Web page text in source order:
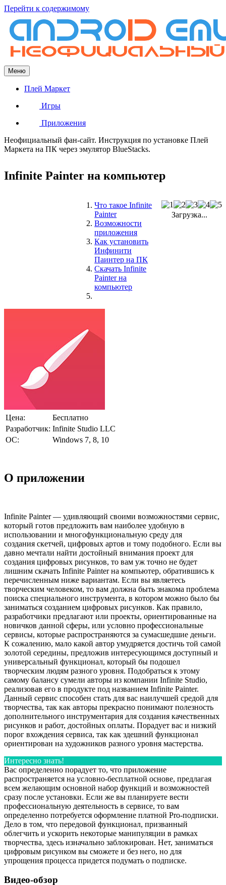
Перейти к содержимому
Меню
Плей Маркет
Игры
Приложения
Неофициальный фан-сайт. Инструкция по установке Плей
Маркета на ПК через эмулятор BlueStacks.
Infinite Painter на компьютер
Загрузка...
Что такое Infinite
Painter
Возможности
приложения
Как установить
Инфинити
Паинтер на ПК
Скачать Infinite
Painter на
компьютер
Цена:
Бесплатно
Разработчик: Infinite Studio LLC
ОС:
Windows 7, 8, 10
О приложении
Infinite Painter — удивляющий своими возможностями сервис,
который готов предложить вам наиболее удобную в
использовании и многофункциональную среду для
создания скетчей, цифровых артов и тому подобного. Если вы
давно мечтали найти достойный внимания проект для
создания цифровых рисунков, то вам уж точно не будет
лишним скачать Infinite Painter на компьютер, обратившись к
перечисленным ниже вариантам. Если вы являетесь
творческим человеком, то вам должна быть знакома проблема
поиска специального инструмента, в котором можно было бы
заниматься созданием цифровых рисунков. Как правило,
разработчики предлагают или проекты, ориентированные на
новичков данной сферы, или условно профессиональные
сервисы, которые распространяются за сумасшедшие деньги.
К сожалению, мало какой автор умудряется достичь той самой
золотой середины, предложив интересующимся доступный и
универсальный функционал, который бы подошел
творческим людям разного уровня. Подобраться к этому
самому балансу сумели авторы из компании Infinite Studio,
реализовав его в продукте под названием Infinite Painter.
Данный сервис способен стать для вас наилучшей средой для
творчества, так как авторы прекрасно понимают полезность
дополнительного инструментария для создания качественных
рисунков и работ, достойных оплаты. Порадует вас и низкий
порог вхождения сервиса, так как здешний функционал
ориентирован на художников разного уровня мастерства.
Интересно знать!
Вас определенно порадует то, что приложение
распространяется на условно-бесплатной основе, предлагая
всем желающим основной набор функций и возможностей
сразу после установки. Если же вы планируете вести
профессиональную деятельность в сервисе, то вам
определенно потребуется оформление платной Pro-подписки.
Дело в том, что передовой функционал, призванный
облегчить и ускорить некоторые манипуляции в рамках
творчества, здесь изначально заблокирован. Нет, заниматься
цифровым рисунком вы сможете и без него, но для
упрощения процесса придется подумать о подписке.
Видео-обзор